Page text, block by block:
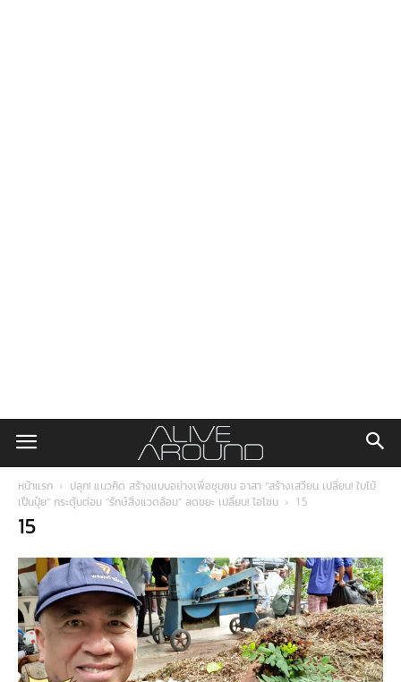
หน้าแรก
ปลุก! แนวคิด สร้างแบบอย่างเพื่อชุมชน อาสา “สร้างเสวียน เปลี่ยน! ใบไม้
เป็นปุ๋ย” กระตุ้นต่อม “รักษ์สิ่งแวดล้อม” ลดขยะ เปลี่ยน! โอโซน
15
15